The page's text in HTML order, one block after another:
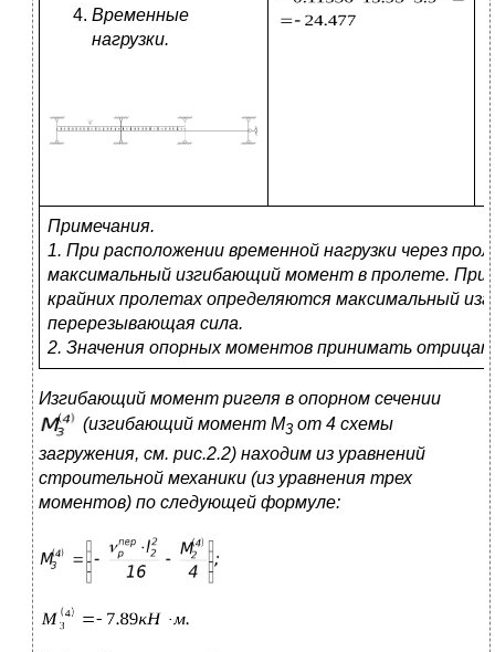
Временные
нагрузки.
Примечания.
1. При расположении временной нагрузки через
максимальный изгибающий момент в пролете. При
крайних пролетах определяются максимальный
перерезывающая сила.
2. Значения опорных моментов принимать
Изгибающий момент ригеля в опорном сечении
(изгибающий момент М3 от 4 схемы
загружения, см. рис.2.2) находим из уравнений
строительной механики (из уравнения трех
моментов) по следующей формуле: